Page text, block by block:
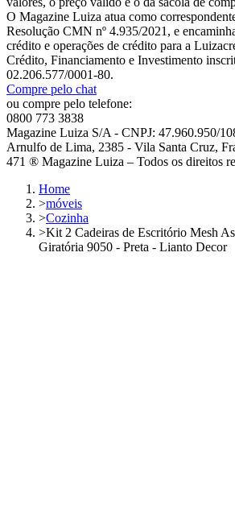
O Magazine Luiza atua como
Resolução CMN nº 4.935/2021, e
crédito e operações de crédito para a
Crédito, Financiamento e Investimento
02.206.577/0001-80.
Compre pelo chat
ou compre pelo telefone:
0800 773 3838
Magazine Luiza S/A - CNPJ: 47.960.950/
Arnulfo de Lima, 2385 - Vila Santa Cruz,
471 ® Magazine Luiza – Todos os direitos
Home
>móveis
>Cozinha
>Kit 2 Cadeiras de Escritório Mesh
Giratória 9050 - Preta - Lianto Decor